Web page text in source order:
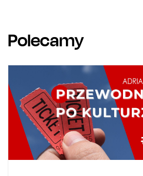
Polecamy